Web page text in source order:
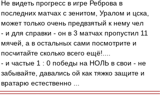
Не видеть прогресс в игре Реброва в
последних матчах с зенитом, Уралом и цска,
может только очень предвзятый к нему чел
- и для справки - он в 3 матчах пропустил 11
мячей, а в остальных сами посмотрите и
посчитайте сколько всего ещё!....
- и частые 1 : 0 победы на НОЛЬ в свои - не
забывайте, давались ой как тяжко защите и
вратарю естественно ...